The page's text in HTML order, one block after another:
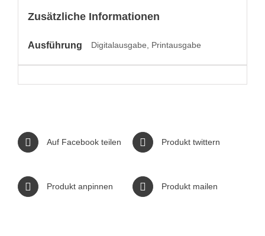
Zusätzliche Informationen
Ausführung Digitalausgabe, Printausgabe
Auf Facebook teilen Produkt twittern
Produkt anpinnen Produkt mailen